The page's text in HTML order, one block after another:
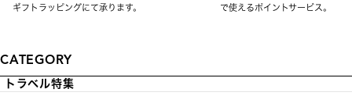
ギフトラッピングにて承ります。
で使えるポイントサービス。
CATEGORY
トラベル特集